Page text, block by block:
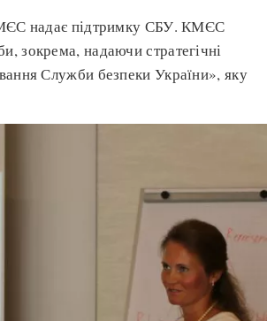
надає підтримку СБУ. КМЄС
зокрема, надаючи стратегічні
Служби безпеки України», яку